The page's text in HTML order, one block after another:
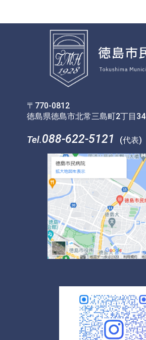
〒770-0812
徳島県徳島市北常三島町2丁目
Tel.088-622-5121 (代表)